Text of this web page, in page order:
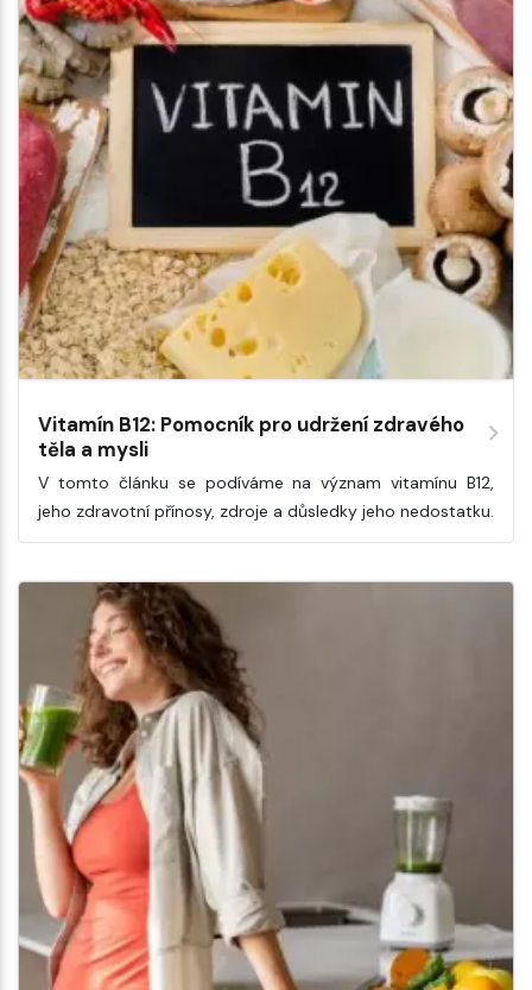
Vitamín B12: Pomocník pro udržení zdravého
těla a mysli
V tomto článku se podíváme na význam vitamínu B12,
jeho zdravotní přínosy, zdroje a důsledky jeho nedostatku.